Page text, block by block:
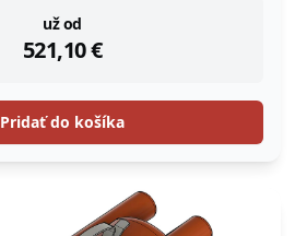
už od
521,10€
instock
Pridať do košíka